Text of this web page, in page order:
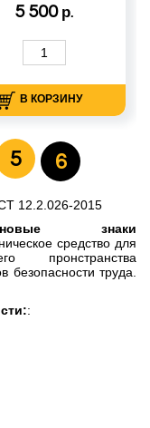
5 500 р.
В КОРЗИНУ
5 6
12.2.026-2015
новые знаки
средство для
пронстранства
безопасности труда.
: